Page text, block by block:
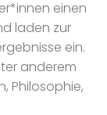
einen
laden zur
ein.
anderem
Philosophie,